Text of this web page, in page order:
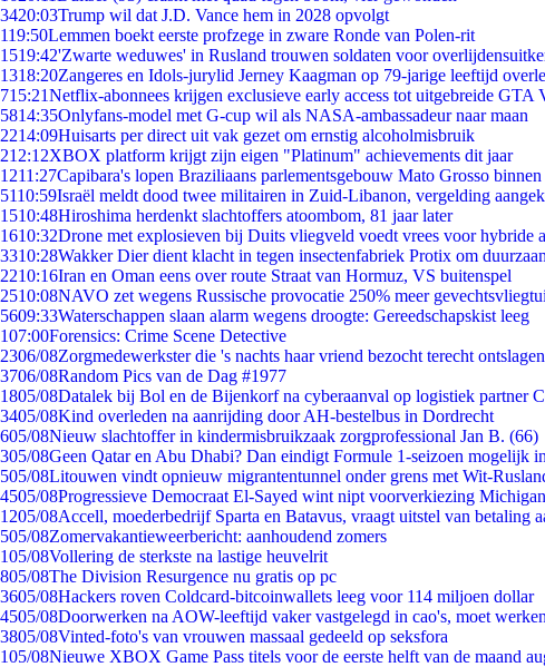
3420:03Trump wil dat J.D. Vance hem in 2028 opvolgt
119:50Lemmen boekt eerste profzege in zware Ronde van Polen-rit
1519:42'Zwarte weduwes' in Rusland trouwen soldaten voor
1318:20Zangeres en Idols-jurylid Jerney Kaagman op 79-jarige leeftijd
715:21Netflix-abonnees krijgen exclusieve early access tot uitgebreide GTA
5814:35Onlyfans-model met G-cup wil als NASA-ambassadeur naar maan
2214:09Huisarts per direct uit vak gezet om ernstig alcoholmisbruik
212:12XBOX platform krijgt zijn eigen "Platinum" achievements dit jaar
1211:27Capibara's lopen Braziliaans parlementsgebouw Mato Grosso binnen
5110:59Israël meldt dood twee militairen in Zuid-Libanon, vergelding
1510:48Hiroshima herdenkt slachtoffers atoombom, 81 jaar later
1610:32Drone met explosieven bij Duits vliegveld voedt vrees voor hybride
3310:28Wakker Dier dient klacht in tegen insectenfabriek Protix om
2210:16Iran en Oman eens over route Straat van Hormuz, VS buitenspel
2510:08NAVO zet wegens Russische provocatie 250% meer
5609:33Waterschappen slaan alarm wegens droogte: Gereedschapskist leeg
107:00Forensics: Crime Scene Detective
2306/08Zorgmedewerkster die 's nachts haar vriend bezocht terecht ontslagen
3706/08Random Pics van de Dag #1977
1805/08Datalek bij Bol en de Bijenkorf na cyberaanval op logistiek partner
3405/08Kind overleden na aanrijding door AH-bestelbus in Dordrecht
605/08Nieuw slachtoffer in kindermisbruikzaak zorgprofessional Jan B. (66)
305/08Geen Qatar en Abu Dhabi? Dan eindigt Formule 1-seizoen mogelijk
505/08Litouwen vindt opnieuw migrantentunnel onder grens met Wit-
4505/08Progressieve Democraat El-Sayed wint nipt voorverkiezing Michigan
1205/08Accell, moederbedrijf Sparta en Batavus, vraagt uitstel van betaling
505/08Zomervakantieweerbericht: aanhoudend zomers
105/08Vollering de sterkste na lastige heuvelrit
805/08The Division Resurgence nu gratis op pc
3605/08Hackers roven Coldcard-bitcoinwallets leeg voor 114 miljoen dollar
4505/08Doorwerken na AOW-leeftijd vaker vastgelegd in cao's, moet
3805/08Vinted-foto's van vrouwen massaal gedeeld op seksfora
105/08Nieuwe XBOX Game Pass titels voor de eerste helft van de maand